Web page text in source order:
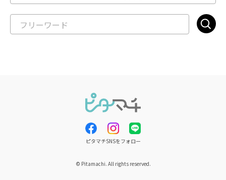
ピタマチSNSをフォロー
© Pitamachi. All rights reserved.